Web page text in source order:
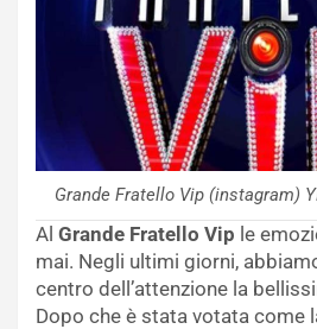
Grande Fratello Vip (instagram)
Al Grande Fratello Vip le
mai. Negli ultimi giorni,
centro dell’attenzione la
Dopo che è stata votata come